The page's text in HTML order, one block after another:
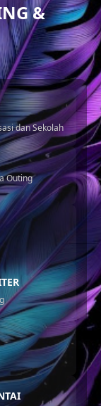
&
dan Sekolah
Outing